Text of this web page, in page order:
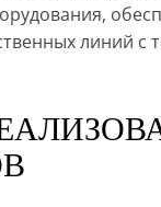
линий с